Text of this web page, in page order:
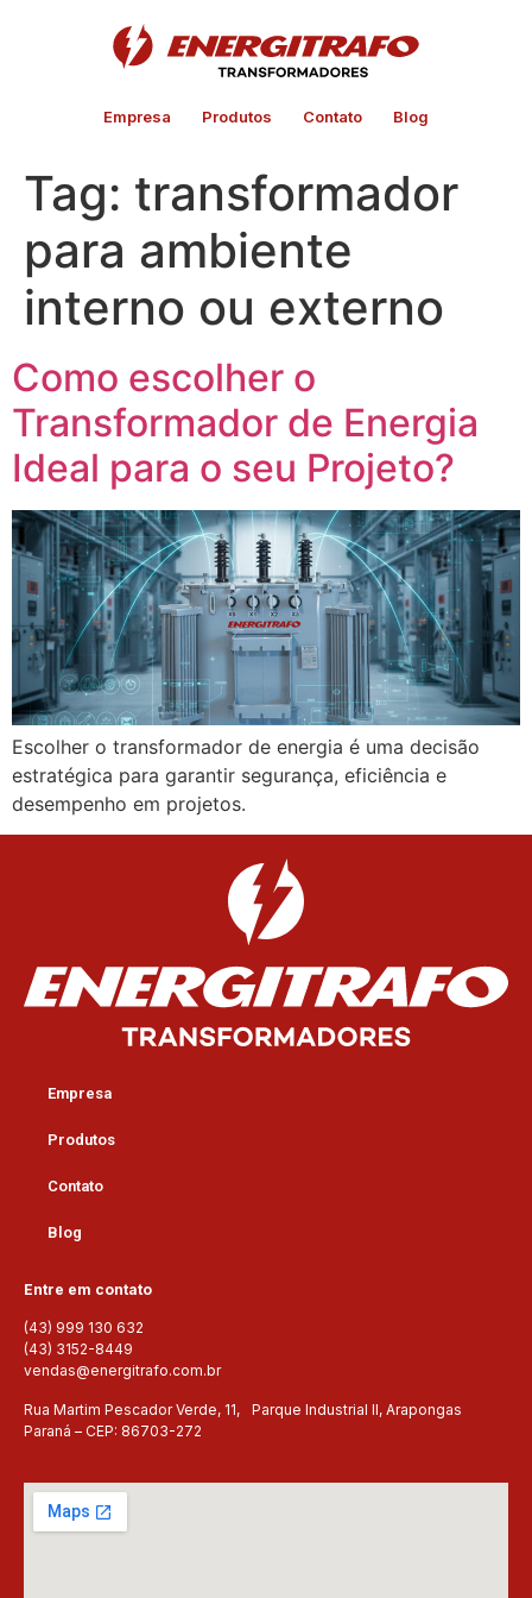
Empresa Produtos Contato Blog
Tag: transformador
para ambiente
interno ou externo
Como escolher o
Transformador de Energia
Ideal para o seu Projeto?
Escolher o transformador de energia é uma decisão
estratégica para garantir segurança, eficiência e
desempenho em projetos.
Empresa
Produtos
Contato
Blog
Entre em contato
(43) 999 130 632
(43) 3152-8449
vendas@energitrafo.com.br
Rua Martim Pescador Verde, 11, Parque Industrial II, Arapongas
Paraná – CEP: 86703-272